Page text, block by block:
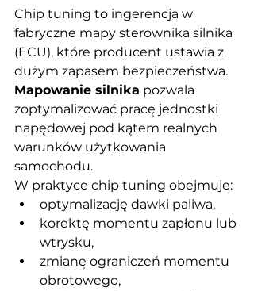
Chip tuning to ingerencja w
fabryczne mapy sterownika silnika
(ECU), które producent ustawia z
dużym zapasem bezpieczeństwa.
Mapowanie silnika pozwala
zoptymalizować pracę jednostki
napędowej pod kątem realnych
warunków użytkowania
samochodu.
W praktyce chip tuning obejmuje:
optymalizację dawki paliwa,
korektę momentu zapłonu lub
wtrysku,
zmianę ograniczeń momentu
obrotowego,